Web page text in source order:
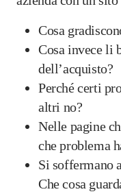
Cosa
Cosa invece li
dell’acquisto?
Perché certi
altri no?
Nelle pagine
che problema
Si soffermano
Che cosa